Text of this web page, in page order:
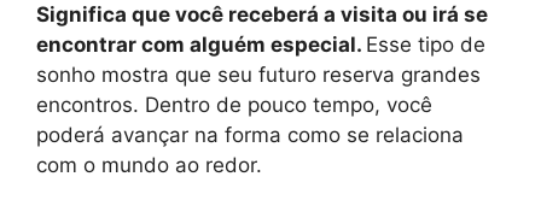
Significa que você receberá a visita ou irá se
encontrar com alguém especial. Esse tipo de
sonho mostra que seu futuro reserva grandes
encontros. Dentro de pouco tempo, você
poderá avançar na forma como se relaciona
com o mundo ao redor.